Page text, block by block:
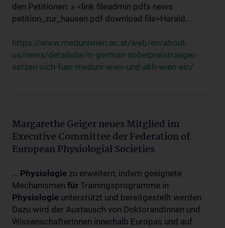
den Petitionen: » <link fileadmin pdfs news
petition_zur_hausen.pdf download file>Harald...
https://www.meduniwien.ac.at/web/en/about-
us/news/detailsite/in-german-nobelpreistraeger-
setzen-sich-fuer-meduni-wien-und-akh-wien-ein/
Margarethe Geiger neues Mitglied im
Executive Committee der Federation of
European Physiologial Societies
... Physiologie zu erweitern, indem geeignete
Mechanismen für Trainingsprogramme in
Physiologie unterstützt und bereitgestellt werden.
Dazu wird der Austausch von DoktorandInnen und
WissenschafterInnen innerhalb Europas und auf